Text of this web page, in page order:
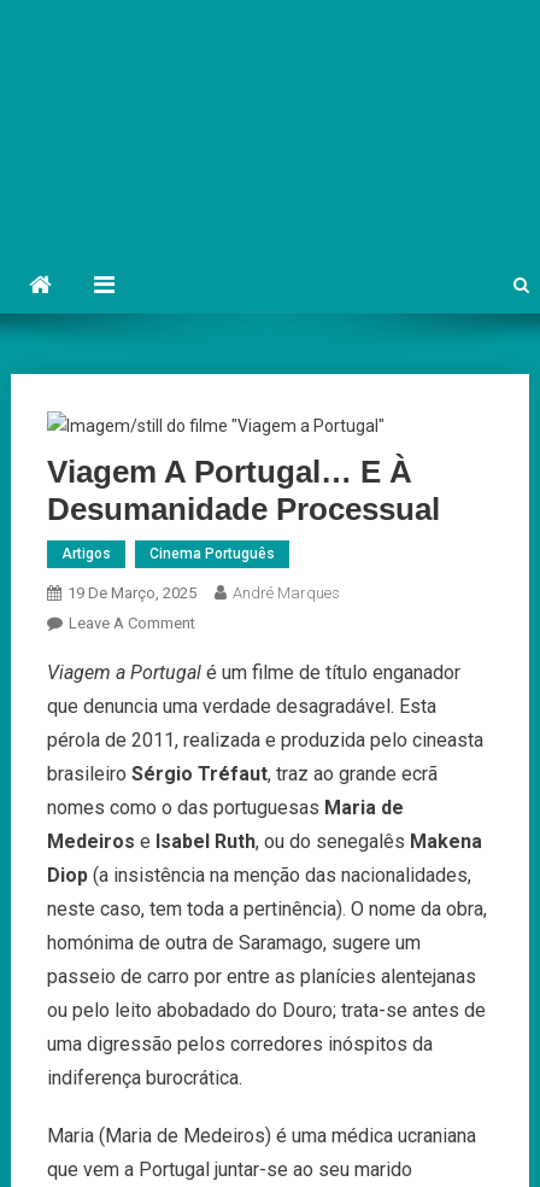
Viagem A Portugal… E À
Desumanidade Processual
Artigos Cinema Português
19 De Março, 2025
André Marques
Leave A CommentOn
A
Portugal…
E
Desumanidade
Processual
Viagem a Portugalé um filme de título enganador
que denuncia uma verdade desagradável. Esta
pérola de 2011, realizada e produzida pelo cineasta
brasileiro Sérgio Tréfaut, traz ao grande ecrã
nomes como o das portuguesas Maria de
Medeiros e Isabel Ruth, ou do senegalês Makena
Diop(a insistência na menção das nacionalidades,
neste caso, tem toda a pertinência). O nome da obra,
homónima de outra de Saramago, sugere um
passeio de carro por entre as planícies alentejanas
ou pelo leito abobadado do Douro; trata-se antes de
uma digressão pelos corredores inóspitos da
indiferença burocrática.
Maria (Maria de Medeiros) é uma médica ucraniana
que vem a Portugal juntar-se ao seu marido